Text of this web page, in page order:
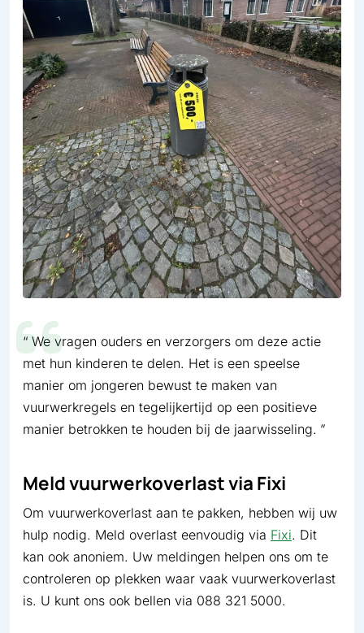
We vragen ouders en verzorgers om deze actie
met hun kinderen te delen. Het is een speelse
manier om jongeren bewust te maken van
vuurwerkregels en tegelijkertijd op een positieve
manier betrokken te houden bij de jaarwisseling.
Meld vuurwerkoverlast via Fixi
Om vuurwerkoverlast aan te pakken, hebben wij uw
hulp nodig. Meld overlast eenvoudig via Fixi. Dit
kan ook anoniem. Uw meldingen helpen ons om te
controleren op plekken waar vaak vuurwerkoverlast
is. U kunt ons ook bellen via 088 321 5000.